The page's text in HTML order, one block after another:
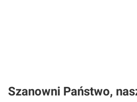
Szanowni Państwo,